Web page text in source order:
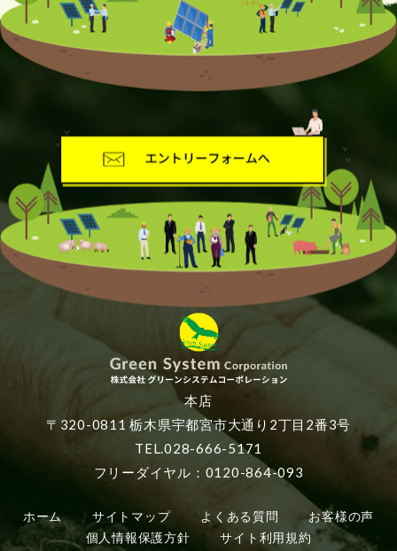
本店
〒320-0811 栃木県宇都宮市大通り2丁目2番3号
TEL.028-666-5171
フリーダイヤル：0120-864-093
ホーム サイトマップ よくある質問
お客様の声
個人情報保護方針
サイト利用規約